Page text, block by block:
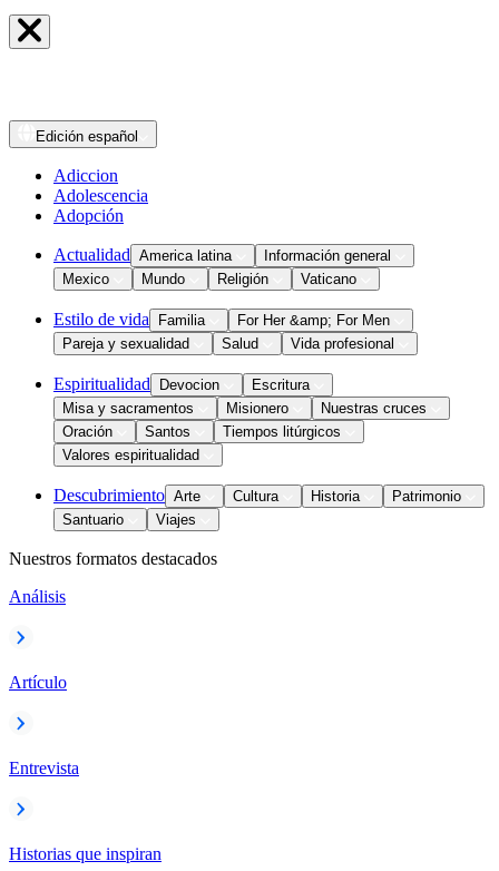
Edición español
Adiccion
Adolescencia
Adopción
Actualidad America latina
Información general
Mexico
Mundo Religión Vaticano
Estilo de vida Familia
For Her &amp; For Men
Pareja y sexualidad
Salud Vida profesional
Espiritualidad Devocion
Escritura
Misa y sacramentos
Misionero
Nuestras cruces
Oración
Santos
Tiempos litúrgicos
Valores espiritualidad
Descubrimiento Arte Cultura Historia
Patrimonio
Santuario
Viajes
Nuestros formatos destacados
Análisis
Artículo
Entrevista
Historias que inspiran